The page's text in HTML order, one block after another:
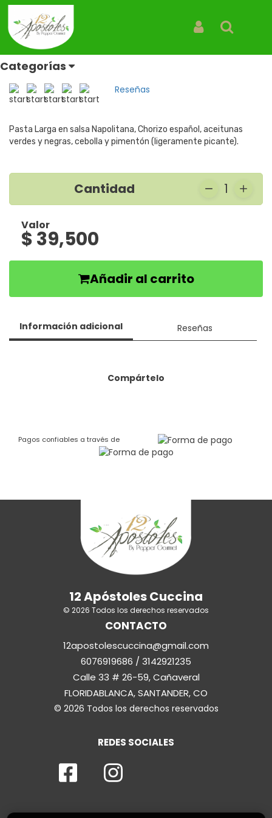
Categorías
Inicio Productos
Pasta Putanesca
Pasta
REF: PASTA PUTANESCA
Reseñas
Pasta Larga en salsa Napolitana, Chorizo español, aceitunas
verdes y negras, cebolla y pimentón (ligeramente picante).
Cantidad 1
Valor
$ 39,500
Añadir al carrito
Información adicional Reseñas
Compártelo
Pagos confiables a través de
12 Apóstoles Cuccina
© 2026 Todos los derechos reservados
CONTACTO
12apostolescuccina@gmail.com
6076919686 / 3142921235
Calle 33 # 26-59, Cañaveral
FLORIDABLANCA, SANTANDER, CO
© 2026 Todos los derechos reservados
REDES SOCIALES